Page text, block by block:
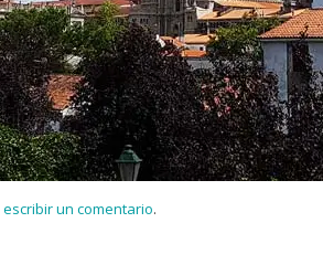
escribir un comentario.